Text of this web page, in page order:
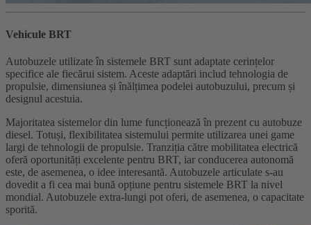
Vehicule BRT
Autobuzele utilizate în sistemele BRT sunt adaptate cerințelor
specifice ale fiecărui sistem. Aceste adaptări includ tehnologia de
propulsie, dimensiunea și înălțimea podelei autobuzului, precum și
designul acestuia.
Majoritatea sistemelor din lume funcționează în prezent cu autobuze
diesel. Totuși, flexibilitatea sistemului permite utilizarea unei game
largi de tehnologii de propulsie. Tranziția către mobilitatea electrică
oferă oportunități excelente pentru BRT, iar conducerea autonomă
este, de asemenea, o idee interesantă. Autobuzele articulate s-au
dovedit a fi cea mai bună opțiune pentru sistemele BRT la nivel
mondial. Autobuzele extra-lungi pot oferi, de asemenea, o capacitate
sporită.